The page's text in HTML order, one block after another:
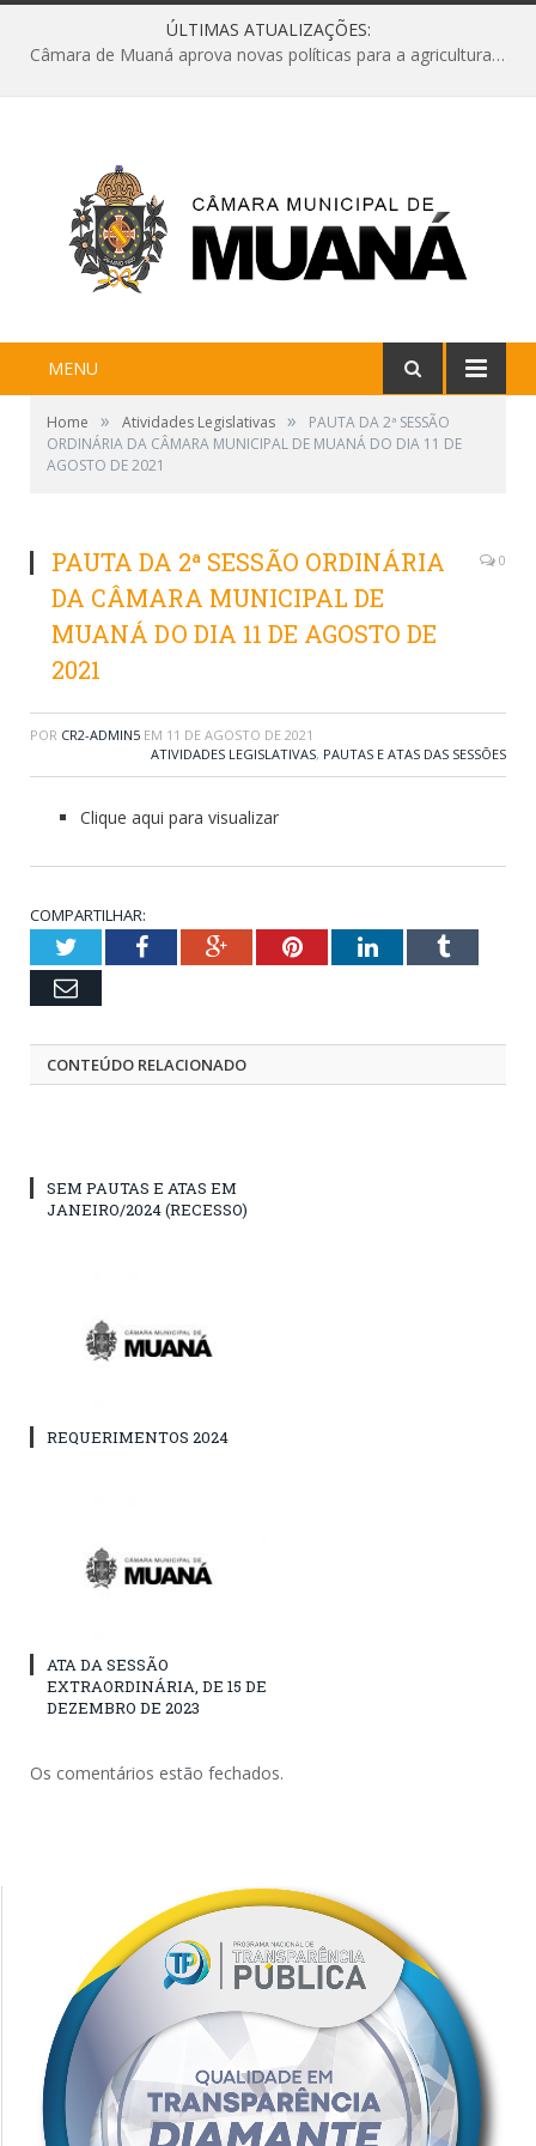
ÚLTIMAS ATUALIZAÇÕES:
Câmara de Muaná aprova novas políticas para a agricultura e solicita reforma da Ponte do Reduto
MENU
Home » Atividades Legislativas »
PAUTA DA 2ª SESSÃO
ORDINÁRIA DA CÂMARA MUNICIPAL DE MUANÁ DO DIA 11 DE
AGOSTO DE 2021
PAUTA DA 2ª SESSÃO ORDINÁRIA
DA CÂMARA MUNICIPAL DE
MUANÁ DO DIA 11 DE AGOSTO DE
2021
0
POR CR2-ADMIN5 EM 11 DE AGOSTO DE 2021
ATIVIDADES LEGISLATIVAS, PAUTAS E ATAS DAS SESSÕES
Clique aqui para visualizar
COMPARTILHAR:
TwitterFacebookGoogle+PinterestLinkedInTumblr
Email
CONTEÚDO RELACIONADO
SEM PAUTAS E ATAS EM
JANEIRO/2024 (RECESSO)
REQUERIMENTOS 2024
ATA DA SESSÃO
EXTRAORDINÁRIA, DE 15 DE
DEZEMBRO DE 2023
Os comentários estão fechados.